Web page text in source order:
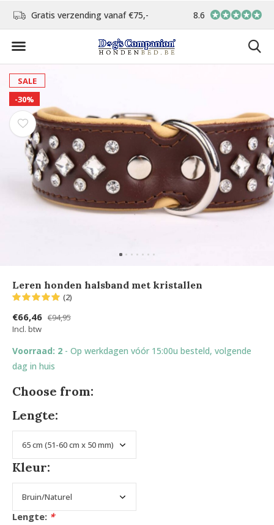
Gratis verzending vanaf €75,- In eigen atelier
8.6
SALE
-30%
Leren honden halsband met kristallen
(2)
€66,46 €94,95
Incl. btw
Voorraad: 2 - Op werkdagen vóór 15:00u besteld, volgende
dag in huis
Choose from:
Lengte:
Kleur:
Lengte: *